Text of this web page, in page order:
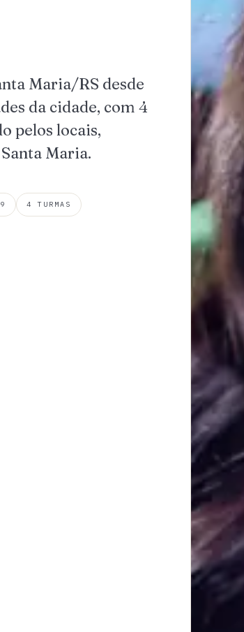
Maria/RS desde
da cidade, com 4
pelos locais,
Maria.
4 TURMAS